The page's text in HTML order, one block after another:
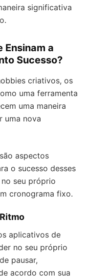
significativa
Ensinam a
Sucesso?
criativos, os
uma ferramenta
uma maneira
uma nova
aspectos
o sucesso desses
seu próprio
cronograma fixo.
aplicativos de
no seu próprio
pausar,
acordo com sua